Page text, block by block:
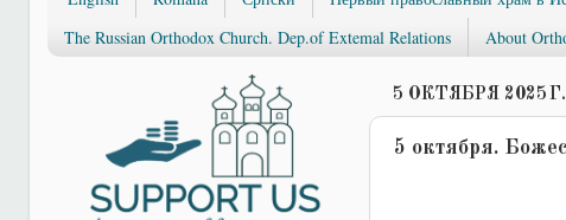
The Russian Orthodox Church. Dep.of Extemal Relations
About
5 ОКТЯБРЯ 2025 Г.
5 октября.